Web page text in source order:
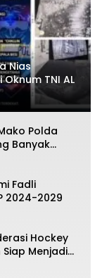
Nias
TNI AL
Polda
Banyak
Fadli
2024-2029
Hockey
Menjadi